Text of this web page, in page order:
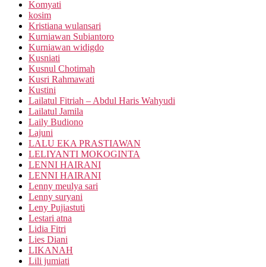
Komyati
kosim
Kristiana wulansari
Kurniawan Subiantoro
Kurniawan widigdo
Kusniati
Kusnul Chotimah
Kusri Rahmawati
Kustini
Lailatul Fitriah – Abdul Haris Wahyudi
Lailatul Jamila
Laily Budiono
Lajuni
LALU EKA PRASTIAWAN
LELIYANTI MOKOGINTA
LENNI HAIRANI
LENNI HAIRANI
Lenny meulya sari
Lenny suryani
Leny Pujiastuti
Lestari atna
Lidia Fitri
Lies Diani
LIKANAH
Lili jumiati